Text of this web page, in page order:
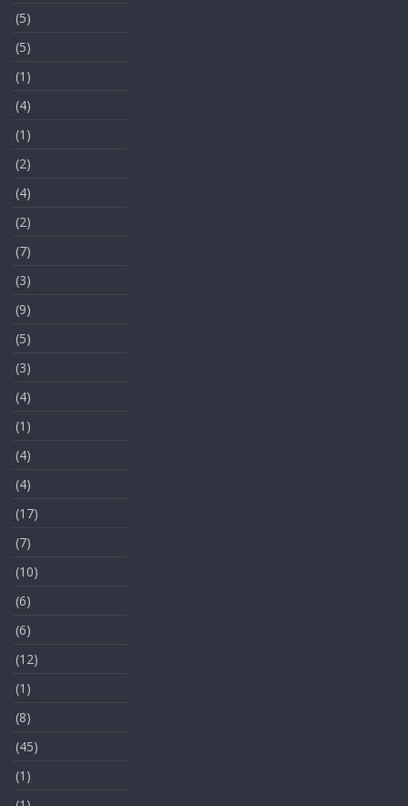
(5)
(5)
(1)
(4)
(1)
(2)
(4)
(2)
(7)
(3)
(9)
(5)
(3)
(4)
(1)
(4)
(4)
(17)
(7)
(10)
(6)
(6)
(12)
(1)
(8)
(45)
(1)